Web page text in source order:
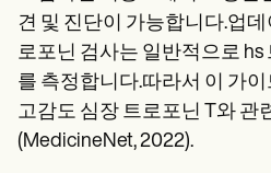
견 및 진단이 가능합니다.업
로포닌 검사는 일반적으로 hs
를 측정합니다.따라서 이 가
고감도 심장 트로포닌 T와 관
(MedicineNet, 2022).